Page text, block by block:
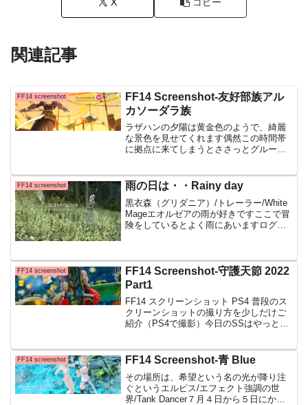
関連記事
FF14 screenshot
FF14 Screenshot-友好部族アル
カソーダラ族
ラザハンの夕陽は黄金色のようで、綺麗
な景色を見せてくれます偶然この時間帯
に拠点に来てしまうとささっとグループ
はとても綺麗な色あいが広がって正午近
い...
FF14 screenshot 雨の日は・・Rainy day
黒衣森（グリダニア）/トレーラー/White
Mageエオルゼアの雨が好きですここで冒
険をしているとよく雨にあいますログイ
とが出来た...
FF14 screenshot
FF14 Screenshot-守護天節 2022
Part1
FF14 スクリーンショット PS4 普段のス
クリーンショットの撮り方を少しだけご
紹介（PS4で撮影）今日のSSはやっと載
せていただきます 貴方の好きなSSが
FF14 screenshot FF14 Screenshot-青 Blue
その場所は、希望という名の光が降り注
ぐというエルピス/エフェクト強調の世
界/Tank Dancer７月４日から５日にかけ